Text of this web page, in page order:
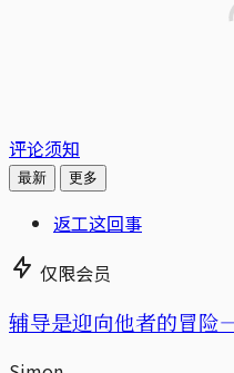
评论须知
最新 更多
返工这回事
仅限会员
辅导是迎向他者的冒